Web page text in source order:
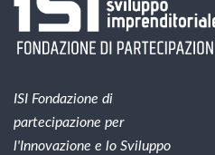
ISI Fondazione di
partecipazione per
l'Innovazione e lo Sviluppo